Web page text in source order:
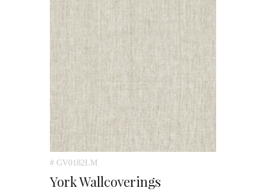
# GV0182LM
York Wallcoverings